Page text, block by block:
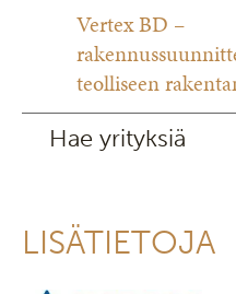
Vertex BD –
teolliseen
Hae yrityksiä
LISÄTIETOJA